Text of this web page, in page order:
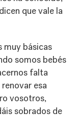
que vale la
muy básicas
somos bebés
falta
esa
vosotros,
sobrados de